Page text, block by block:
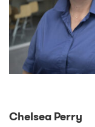
Chelsea Perry